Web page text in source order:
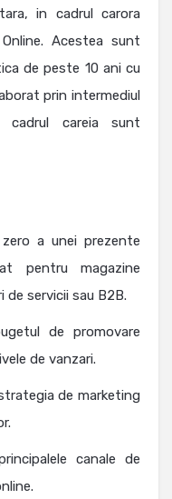
in cadrul carora
Acestea sunt
de peste 10 ani cu
prin intermediul
cadrul careia sunt
a unei prezente
pentru magazine
servicii sau B2B.
de promovare
de vanzari.
de marketing
canale de